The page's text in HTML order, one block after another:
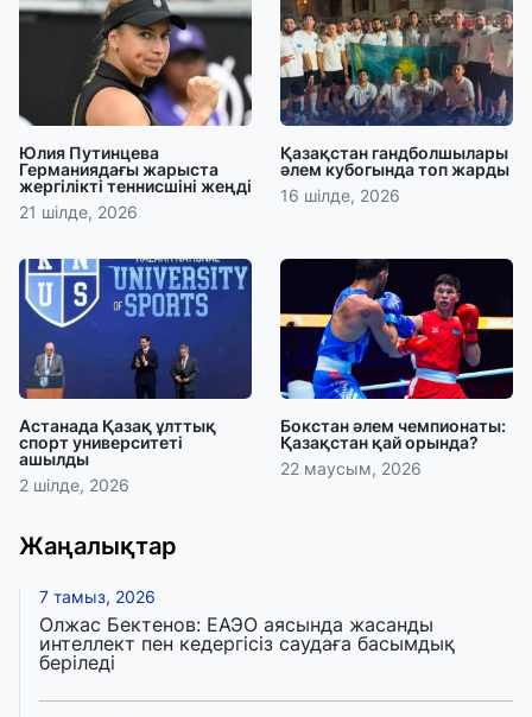
Юлия Путинцева
Германиядағы жарыста
жергілікті теннисшіні жеңді
21 шілде, 2026
Қазақстан гандболшылары
әлем кубогында топ жарды
16 шілде, 2026
Астанада Қазақ ұлттық
спорт университеті
ашылды
2 шілде, 2026
Бокстан әлем чемпионаты:
Қазақстан қай орында?
22 маусым, 2026
Жаңалықтар
7 тамыз, 2026
Олжас Бектенов: ЕАЭО аясында жасанды
интеллект пен кедергісіз саудаға басымдық
беріледі